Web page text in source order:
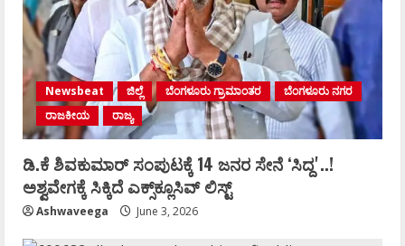
Newsbeat ಜಿಲ್ಲೆ ಬೆಂಗಳೂರು ಗ್ರಾಮಾಂತರ
ಬೆಂಗಳೂರು ನಗರ
ರಾಜಕೀಯ
ರಾಜ್ಯ
ಡಿ.ಕೆ ಶಿವಕುಮಾರ್‌ ಸಂಪುಟಕ್ಕೆ 14 ಜನರ ಸೇನೆ ʻಸಿದ್ದʼ..!
ಅಶ್ವವೇಗಕ್ಕೆ ಸಿಕ್ಕಿದೆ ಎಕ್ಸ್‌ಕ್ಲೂಸಿವ್‌ ಲಿಸ್ಟ್‌
Ashwaveega June 3, 2026